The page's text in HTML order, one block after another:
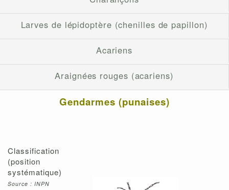
Larves de lépidoptère (chenilles de papillon)
Acariens
Araignées rouges (acariens)
Gendarmes (punaises)
Classification
(position
systématique)
Source : INPN